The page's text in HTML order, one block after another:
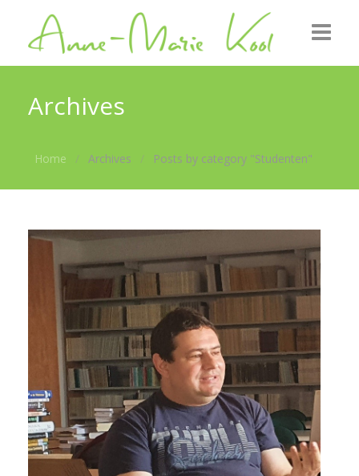
Uitgezonden
Nieuws
Archives
Home Archives Posts by category "Studenten"